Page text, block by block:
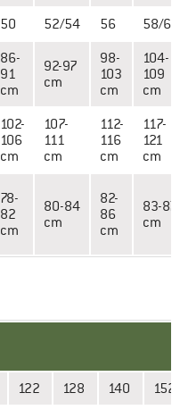
50 52/54 56 58/60
86-
91
cm
92-97
cm
98-
103
cm
104-
109
cm
102-
106
cm
107-
111
cm
112-
116
cm
117-
121
cm
78-
82
cm
80-84
cm
82-
86
cm
83-87
cm
122 128 140 152